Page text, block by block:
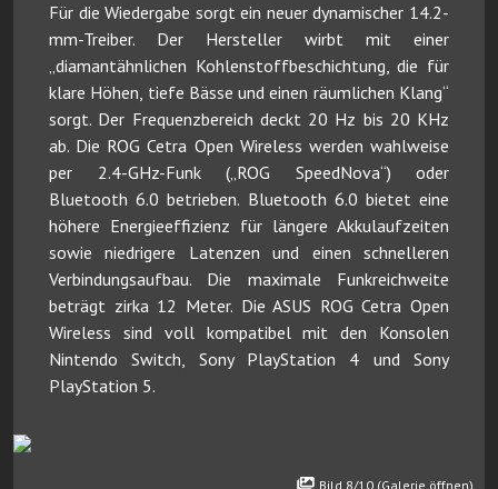
Für die Wiedergabe sorgt ein neuer dynamischer 14.2-
mm-Treiber. Der Hersteller wirbt mit einer
„diamantähnlichen Kohlenstoffbeschichtung, die für
klare Höhen, tiefe Bässe und einen räumlichen Klang“
sorgt. Der Frequenzbereich deckt 20 Hz bis 20 KHz
ab. Die ROG Cetra Open Wireless werden wahlweise
per 2.4-GHz-Funk („ROG SpeedNova“) oder
Bluetooth 6.0 betrieben. Bluetooth 6.0 bietet eine
höhere Energieeffizienz für längere Akkulaufzeiten
sowie niedrigere Latenzen und einen schnelleren
Verbindungsaufbau. Die maximale Funkreichweite
beträgt zirka 12 Meter. Die ASUS ROG Cetra Open
Wireless sind voll kompatibel mit den Konsolen
Nintendo Switch, Sony PlayStation 4 und Sony
PlayStation 5.
Bild 8/10 (Galerie öffnen)